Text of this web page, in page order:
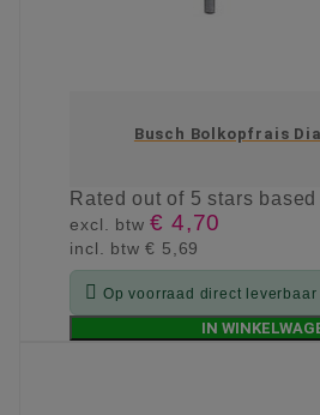
Busch Bolkopfrais
Ratedout of 5 stars based
excl. btw€ 4,70
incl. btw€ 5,69
 Op voorraad direct leverbaar
IN